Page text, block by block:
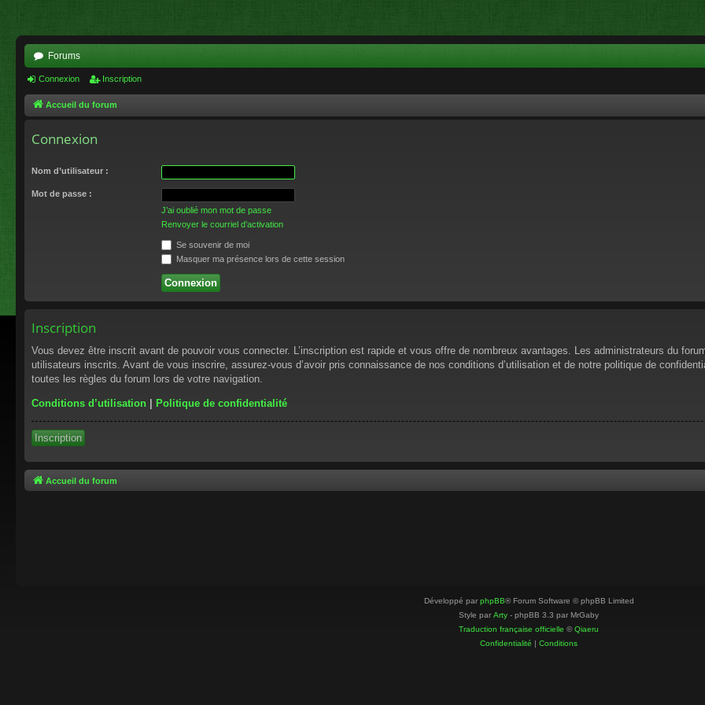
Forums
Connexion Inscription
Accueil du forum
Connexion
Nom d’utilisateur :
Mot de passe :
J’ai oublié mon mot de passe
Renvoyer le courriel d’activation
Se souvenir de moi
Masquer ma présence lors de cette session
Inscription
Vous devez être inscrit avant de pouvoir vous connecter. L’inscription est rapide et vous offre de nombreux avantages. Les administrateurs du
utilisateurs inscrits. Avant de vous inscrire, assurez-vous d’avoir pris connaissance de nos conditions d’utilisation et de notre politique de
toutes les règles du forum lors de votre navigation.
Conditions d’utilisation | Politique de confidentialité
Inscription
Accueil du forum
Développé par phpBB® Forum Software © phpBB Limited
Style par Arty - phpBB 3.3 par MrGaby
Traduction française officielle ©Qiaeru
Confidentialité | Conditions